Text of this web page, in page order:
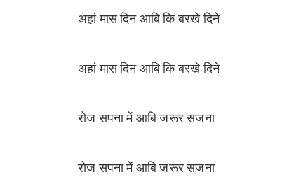
अहां मास दिन आबि कि बरखे दिने
अहां मास दिन आबि कि बरखे दिने
रोज सपना में आबि जरूर सजना
रोज सपना में आबि जरूर सजना